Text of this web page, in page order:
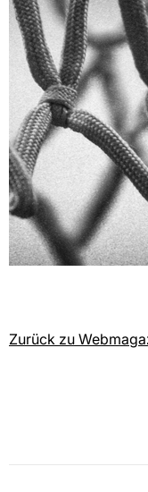
Zurück zu